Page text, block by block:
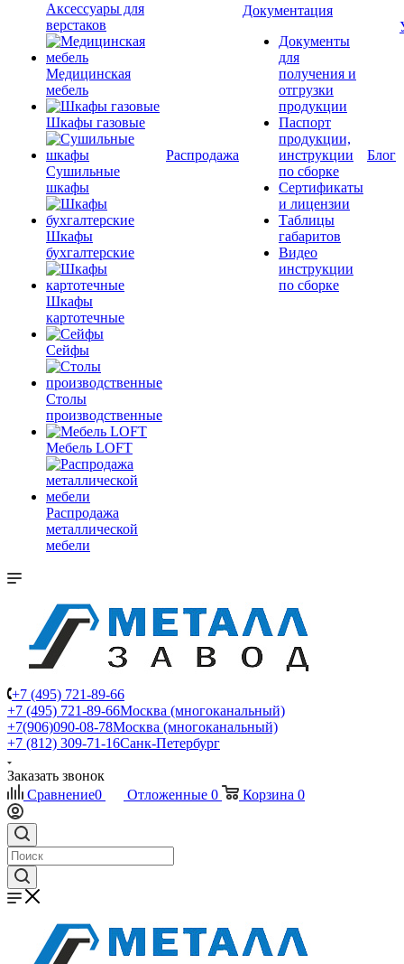
Аксессуары для
верстаков
Медицинская
мебель
Шкафы газовые
Сушильные
шкафы
Шкафы
бухгалтерские
Шкафы
картотечные
Сейфы
Столы
производственные
Мебель LOFT
Распродажа
металлической
мебели
Распродажа
Документация
Документы
для
получения и
отгрузки
продукции
Паспорт
продукции,
инструкции
по сборке
Сертификаты
и лицензии
Таблицы
габаритов
Видео
инструкции
по сборке
Блог
+7 (495) 721-89-66
+7 (495) 721-89-66Москва (многоканальный)
+7(906)090-08-78Москва (многоканальный)
+7 (812) 309-71-16Санк-Петербург
Заказать звонок
Сравнение0 Отложенные 0 Корзина 0